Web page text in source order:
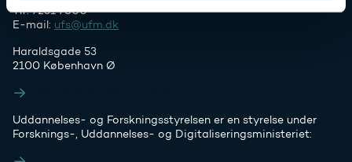
Tlf. 7231 7800
E-mail: ufs@ufm.dk
Haraldsgade 53
2100 København Ø
Uddannelses- og Forskningsstyrelsen er en styrelse under
Forsknings-, Uddannelses- og Digitaliseringsministeriet: